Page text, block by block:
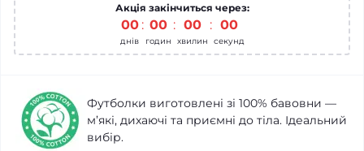
Акція закінчиться через:
00
днів
00
годин
00
хвилин
00
секунд
Футболки виготовлені зі 100% бавовни —
м’які, дихаючі та приємні до тіла. Ідеальний
вибір.